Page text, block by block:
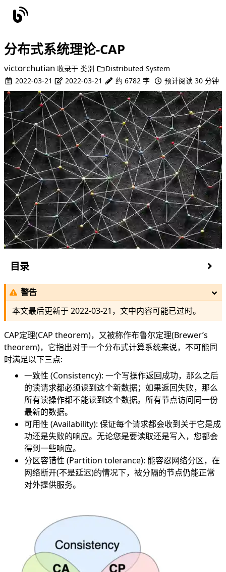
分布式系统理论-CAP
victorchutian 收录于 类别
Distributed System
2022-03-21
2022-03-21 约 6782 字 预计阅读 30 分钟
目录
CAP理论介绍
CAP理论扩展
CAP 和延迟
ACID
一致性的作用范围
管理分区
哪些操作可以执行？
分区恢复
BASE 理论
基本可用
软状态
最终一致性
参考
警告
本文最后更新于2022-03-21 ，文中内容可能已过时。
CAP定理(CAP theorem)，又被称作布鲁尔定理(Brewer’s
theorem)，它指出对于一个分布式计算系统来说，不可能同
时满足以下三点:
一致性 (Consistency): 一个写操作返回成功，那么之后
的读请求都必须读到这个新数据；如果返回失败，那么
所有读操作都不能读到这个数据。所有节点访问同一份
最新的数据。
可用性 (Availability): 保证每个请求都会收到关于它是成
功还是失败的响应。无论您是要读取还是写入，您都会
得到一些响应。
分区容错性 (Partition tolerance): 能容忍网络分区，在
网络断开(不是延迟)的情况下，被分隔的节点仍能正常
对外提供服务。